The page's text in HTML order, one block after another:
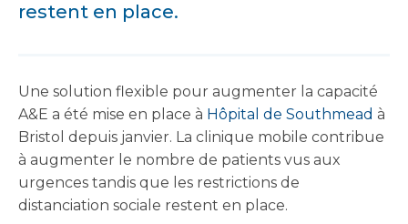
restent en place.
Une solution flexible pour augmenter la capacité
A&E a été mise en place à Hôpital de Southmead à
Bristol depuis janvier. La clinique mobile contribue
à augmenter le nombre de patients vus aux
urgences tandis que les restrictions de
distanciation sociale restent en place.